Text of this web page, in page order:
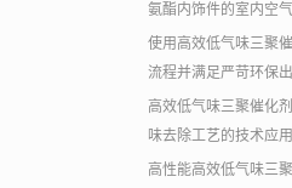
氨酯内饰件的室内空
使用高效低气味三聚
流程并满足严苛环保
高效低气味三聚催化
味去除工艺的技术应
高性能高效低气味三